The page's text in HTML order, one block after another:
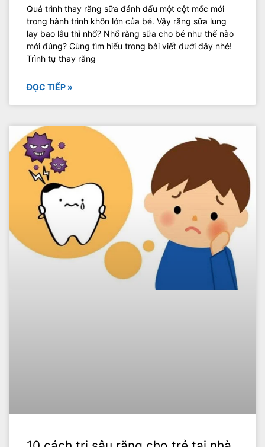
Quá trình thay răng sữa đánh dấu một cột mốc mới
trong hành trình khôn lớn của bé. Vậy răng sữa lung
lay bao lâu thì nhổ? Nhổ răng sữa cho bé như thế nào
mới đúng? Cùng tìm hiểu trong bài viết dưới đây nhé!
Trình tự thay răng
ĐỌC TIẾP »